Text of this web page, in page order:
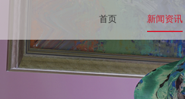
首页 新闻资讯